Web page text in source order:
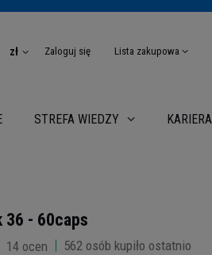
zł Zaloguj się Lista zakupowa
STREFA WIEDZY KARIERA
36 - 60caps
14 ocen 562 osób kupiło ostatnio